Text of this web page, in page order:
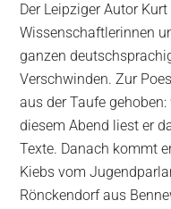
Der Leipziger Autor
Wissenschaftlerinnen
ganzen
Verschwinden. Zur
aus der Taufe gehoben:
diesem Abend liest er
Texte. Danach kommt
Kiebs vom
Rönckendorf aus